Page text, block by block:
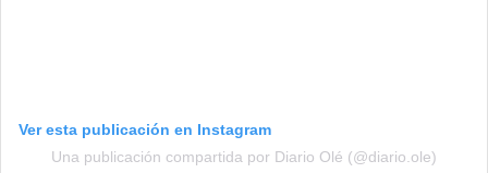
Ver esta publicación en Instagram
Una publicación compartida por Diario Olé (@diario.ole)